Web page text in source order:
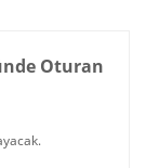
Oturan